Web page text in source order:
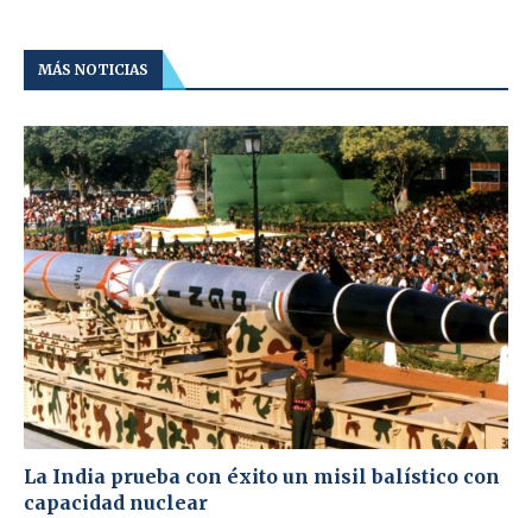
MÁS NOTICIAS
La India prueba con éxito un misil balístico con
capacidad nuclear